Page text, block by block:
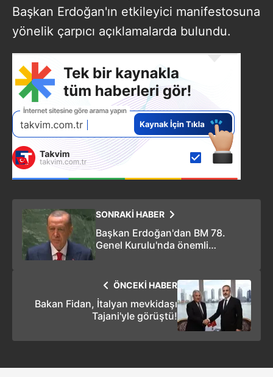
Başkan Erdoğan'ın etkileyici manifestosuna
yönelik çarpıcı açıklamalarda bulundu.
SONRAKİ HABER
Başkan Erdoğan'dan BM 78.
Genel Kurulu'nda önemli
ÖNCEKİ HABER
Bakan Fidan, İtalyan mevkidaşı
Tajani'yle görüştü!